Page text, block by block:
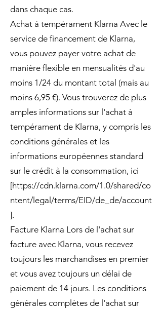
dans chaque cas.
Achat à tempérament Klarna Avec le
service de financement de Klarna,
vous pouvez payer votre achat de
manière flexible en mensualités d'au
moins 1/24 du montant total (mais au
moins 6,95 €). Vous trouverez de plus
amples informations sur l'achat à
tempérament de Klarna, y compris les
conditions générales et les
informations européennes standard
sur le crédit à la consommation, ici
[https://cdn.klarna.com/1.0/shared/co
ntent/legal/terms/EID/de_de/account
].
Facture Klarna Lors de l'achat sur
facture avec Klarna, vous recevez
toujours les marchandises en premier
et vous avez toujours un délai de
paiement de 14 jours. Les conditions
générales complètes de l'achat sur